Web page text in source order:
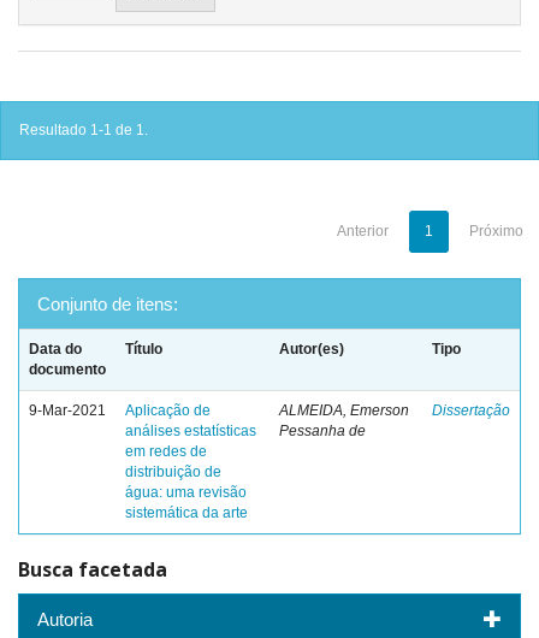
Resultado 1-1 de 1.
Anterior 1 Próximo
Conjunto de itens:
Data do
documento
Título Autor(es) Tipo
9-Mar-2021
Aplicação de
análises estatísticas
em redes de
distribuição de
água: uma revisão
sistemática da arte
ALMEIDA, Emerson
Pessanha de
Dissertação
Busca facetada
Autoria